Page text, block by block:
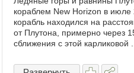
кораблем New Horizon в июле
корабль находился на
от Плутона, примерно через
сближения с этой карликовой ...